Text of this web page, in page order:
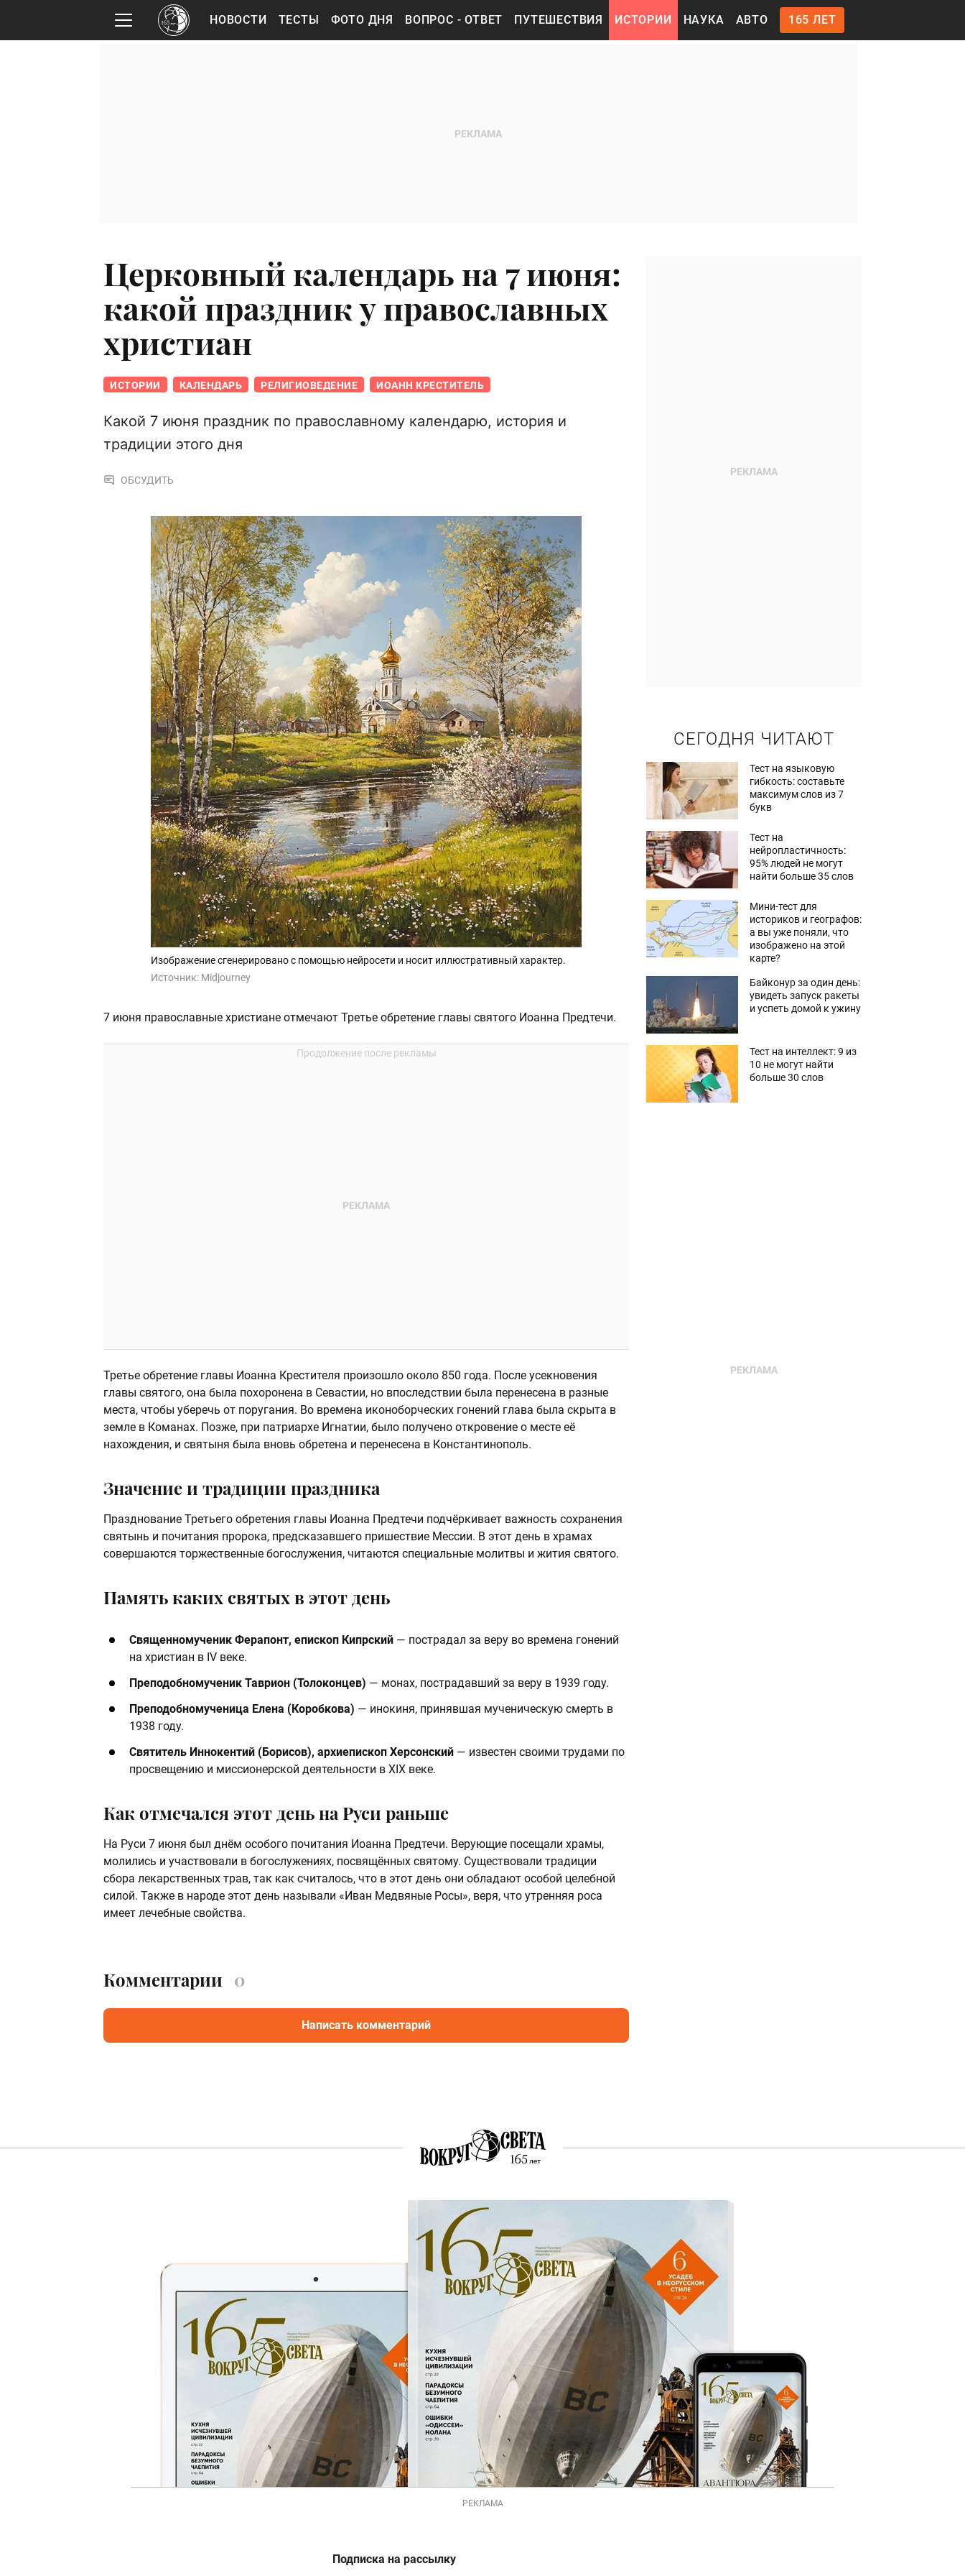
НОВОСТИ ТЕСТЫ ФОТО ДНЯ ВОПРОС - ОТВЕТ ПУТЕШЕСТВИЯ ИСТОРИИ НАУКА АВТО 165 ЛЕТ
Церковный календарь на 7 июня:
какой праздник у православных
христиан
ИСТОРИИ КАЛЕНДАРЬ РЕЛИГИОВЕДЕНИЕ ИОАНН КРЕСТИТЕЛЬ
Какой 7 июня праздник по православному календарю, история и
традиции этого дня
ОБСУДИТЬ
Изображение сгенерировано с помощью нейросети и носит иллюстративный характер.
Источник: Midjourney
7 июня православные христиане отмечают Третье обретение главы святого Иоанна Предтечи.
Третье обретение главы Иоанна Крестителя произошло около 850 года. После усекновения
главы святого, она была похоронена в Севастии, но впоследствии была перенесена в разные
места, чтобы уберечь от поругания. Во времена иконоборческих гонений глава была скрыта в
земле в Команах. Позже, при патриархе Игнатии, было получено откровение о месте её
нахождения, и святыня была вновь обретена и перенесена в Константинополь.
Значение и традиции праздника
Празднование Третьего обретения главы Иоанна Предтечи подчёркивает важность сохранения
святынь и почитания пророка, предсказавшего пришествие Мессии. В этот день в храмах
совершаются торжественные богослужения, читаются специальные молитвы и жития святого.
Память каких святых в этот день
Священномученик Ферапонт, епископ Кипрский — пострадал за веру во времена гонений
на христиан в IV веке.
Преподобномученик Таврион (Толоконцев) — монах, пострадавший за веру в 1939 году.
Преподобномученица Елена (Коробкова) — инокиня, принявшая мученическую смерть в
1938 году.
Святитель Иннокентий (Борисов), архиепископ Херсонский — известен своими трудами по
просвещению и миссионерской деятельности в XIX веке.
Как отмечался этот день на Руси раньше
На Руси 7 июня был днём особого почитания Иоанна Предтечи. Верующие посещали храмы,
молились и участвовали в богослужениях, посвящённых святому. Существовали традиции
сбора лекарственных трав, так как считалось, что в этот день они обладают особой целебной
силой. Также в народе этот день называли «Иван Медвяные Росы», веря, что утренняя роса
имеет лечебные свойства.
СЕГОДНЯ ЧИТАЮТ
Тест на языковую
гибкость: составьте
максимум слов из 7
букв
Тест на
нейропластичность:
95% людей не могут
найти больше 35 слов
Мини-тест для
историков и географов:
а вы уже поняли, что
изображено на этой
карте?
Байконур за один день:
увидеть запуск ракеты
и успеть домой к ужину
Тест на интеллект: 9 из
10 не могут найти
больше 30 слов
Комментарии 0
Написать комментарий
РЕКЛАМА
Подписка на рассылку